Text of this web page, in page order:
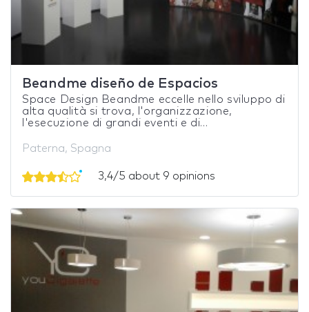
Beandme diseño de Espacios
Space Design Beandme eccelle nello sviluppo di
alta qualità si trova, l'organizzazione,
l'esecuzione di grandi eventi e di...
Paterna, Spagna
3,4/5 about 9 opinions